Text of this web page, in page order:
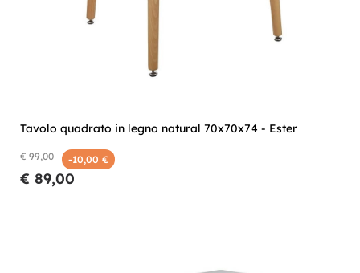
Tavolo quadrato in legno natural 70x70x74 - Ester
€ 99,00 -10,00 €
€ 89,00